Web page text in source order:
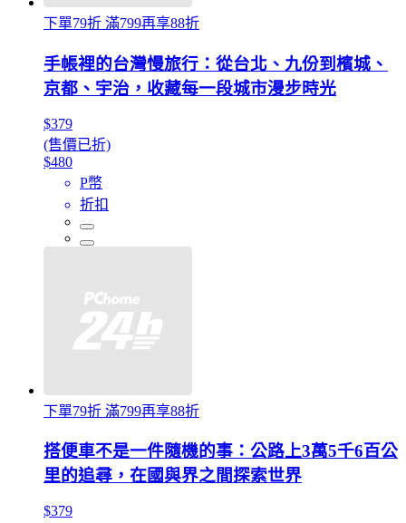
下單79折 滿799再享88折
手帳裡的台灣慢旅行：從台北、九份到檳城、
京都、宇治，收藏每一段城市漫步時光
$379
(售價已折)
$480
P幣
折扣
下單79折 滿799再享88折
搭便車不是一件隨機的事：公路上3萬5千6百公
里的追尋，在國與界之間探索世界
$379